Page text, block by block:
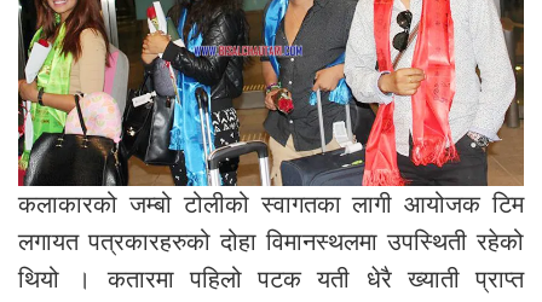
कलाकारको जम्बो टोलीको स्वागतका लागी आयोजक टिम
लगायत पत्रकारहरुको दोहा विमानस्थलमा उपस्थिती रहेको
थियो । कतारमा पहिलो पटक यती धेरै ख्याती प्राप्त